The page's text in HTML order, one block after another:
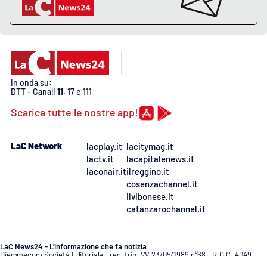
In onda su:
DTT - Canali 11, 17 e 111
Scarica tutte le nostre app!
LaC Network
lacplay.it
lactv.it
laconair.it
lacitymag.it
lacapitalenews.it
ilreggino.it
cosenzachannel.it
ilvibonese.it
catanzarochannel.it
LaC News24 - L’informazione che fa notizia